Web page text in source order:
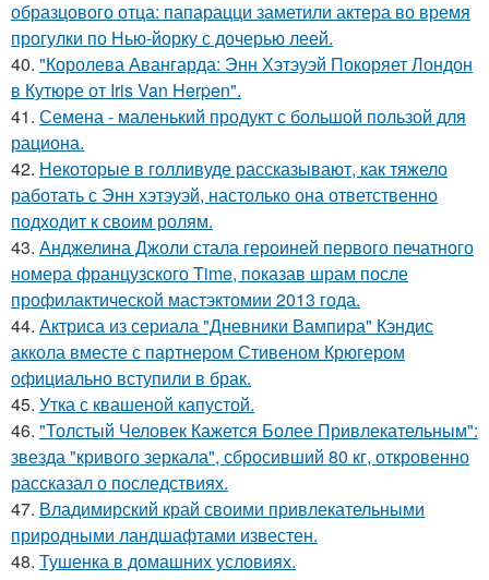
образцового отца: папарацци заметили актера во время
прогулки по Нью-йорку с дочерью леей.
40. "Королева Авангарда: Энн Хэтэуэй Покоряет Лондон
в Кутюре от Iris Van Herpen".
41. Семена - маленький продукт с большой пользой для
рациона.
42. Некоторые в голливуде рассказывают, как тяжело
работать с Энн хэтэуэй, настолько она ответственно
подходит к своим ролям.
43. Анджелина Джоли стала героиней первого печатного
номера французского Time, показав шрам после
профилактической мастэктомии 2013 года.
44. Актриса из сериала "Дневники Вампира" Кэндис
аккола вместе с партнером Стивеном Крюгером
официально вступили в брак.
45. Утка с квашеной капустой.
46. "Толстый Человек Кажется Более Привлекательным":
звезда "кривого зеркала", сбросивший 80 кг, откровенно
рассказал о последствиях.
47. Владимирский край своими привлекательными
природными ландшафтами известен.
48. Тушенка в домашних условиях.